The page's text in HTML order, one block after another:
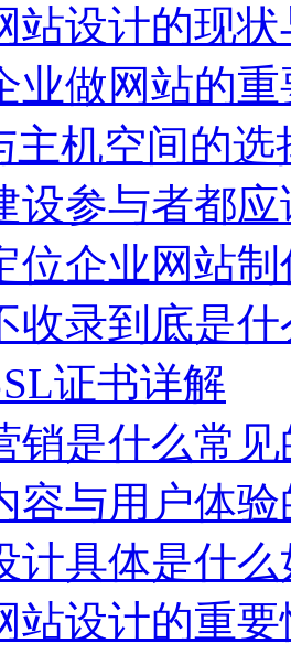
站设计的现
业做网站的重
主机空间的选
设参与者都
位企业网站
收录到底是
证书详解
销是什么常
容与用户体
计具体是什
站设计的重要